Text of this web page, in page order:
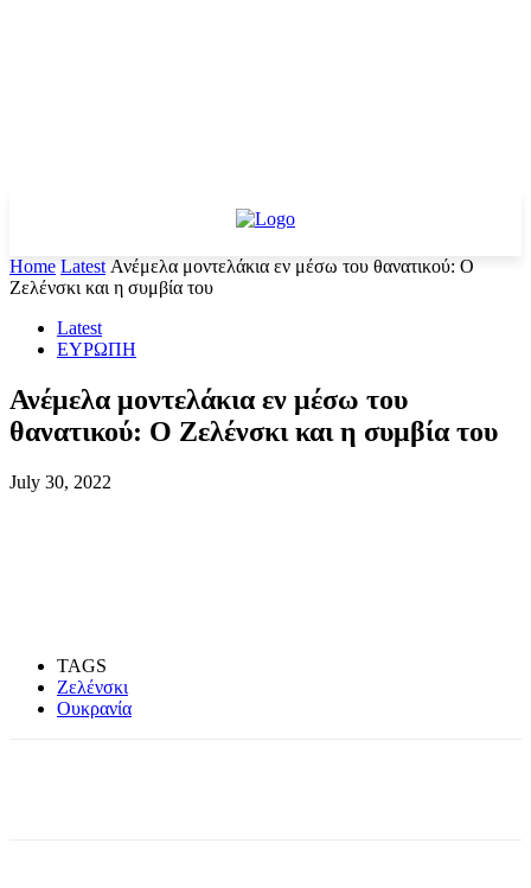
Home Latest Ανέμελα μοντελάκια εν μέσω του θανατικού: O
Ζελένσκι και η συμβία του
Latest
ΕΥΡΩΠΗ
Ανέμελα μοντελάκια εν μέσω του
θανατικού: O Ζελένσκι και η συμβία του
July 30, 2022
TAGS
Ζελένσκι
Ουκρανία